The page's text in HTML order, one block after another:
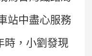
站中盡心服務
時，小劉發現